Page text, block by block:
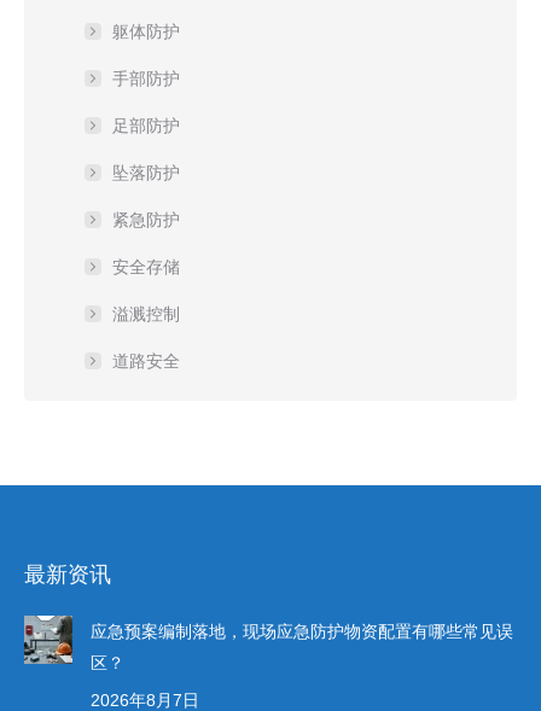
躯体防护
手部防护
足部防护
坠落防护
紧急防护
安全存储
溢溅控制
道路安全
最新资讯
应急预案编制落地，现场应急防护物资配置有哪些常见误
区？
2026年8月7日